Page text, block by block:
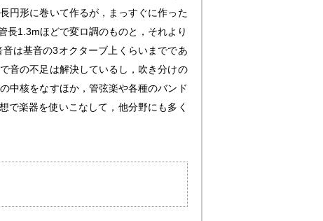
円形に巻いて作るが，まっすぐに作った
長1.3mほどで変ロ調のものと，それより
は基音の3オクターブ上くらいまでであ
音の不足は解決しているし，吹き分けの
中核をなすほか，管弦楽や各種のバンド
で楽器を使いこなして，他分野にも多く